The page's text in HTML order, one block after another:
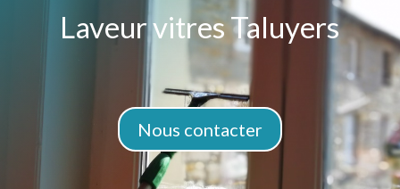
Laveur vitres Taluyers
Nous contacter